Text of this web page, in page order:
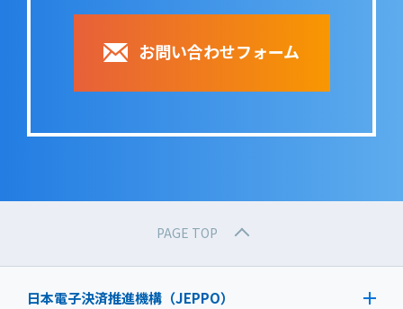
お問い合わせフォーム
PAGE TOP
日本電子決済推進機構（JEPPO）